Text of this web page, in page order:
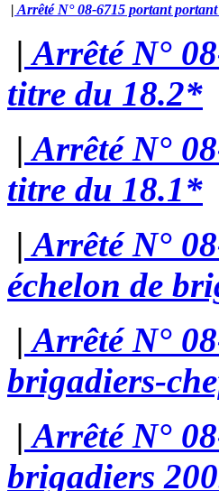
| Arrêté N° 08-6715 portant
| Arrêté N°
titre du 18.2*
| Arrêté N°
titre du 18.1*
| Arrêté N°
échelon de
| Arrêté N°
brigadiers-
| Arrêté N°
brigadiers